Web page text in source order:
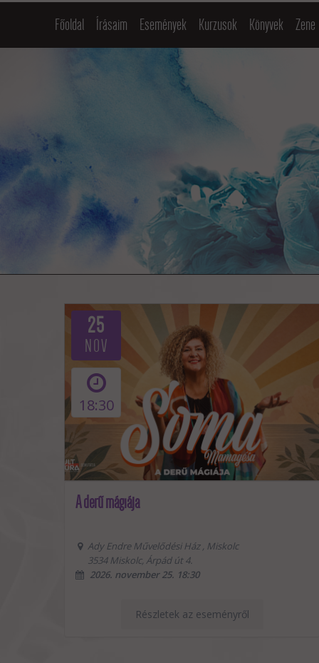
Főoldal Írásaim Események Kurzusok Könyvek Zene
21
NOV
15:19
ÚJ NŐK zenés szeánsza
MagNet Közösségi Ház Hamvas terme
Budapest, Andrássy út 98, 1062
2026. november 21. 15:19
Részletek az eseményről